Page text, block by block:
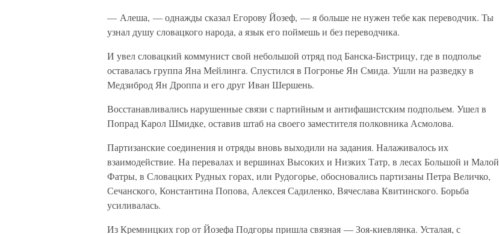
— Алеша, — однажды сказал Егорову Йозеф, — я больше не нужен тебе как переводчик. Ты
узнал душу словацкого народа, а язык его поймешь и без переводчика.
И увел словацкий коммунист свой небольшой отряд под Банска-Бистрицу, где в подполье
оставалась группа Яна Мейлинга. Спустился в Погронье Ян Смида. Ушли на разведку в
Медзиброд Ян Дроппа и его друг Иван Шершень.
Восстанавливались нарушенные связи с партийным и антифашистским подпольем. Ушел в
Попрад Карол Шмидке, оставив штаб на своего заместителя полковника Асмолова.
Партизанские соединения и отряды вновь выходили на задания. Налаживалось их
взаимодействие. На перевалах и вершинах Высоких и Низких Татр, в лесах Большой и Малой
Фатры, в Словацких Рудных горах, или Рудогорье, обосновались партизаны Петра Величко,
Сечанского, Константина Попова, Алексея Садиленко, Вячеслава Квитинского. Борьба
усиливалась.
Из Кремницких гор от Йозефа Подгоры пришла связная — Зоя-киевлянка. Усталая, с